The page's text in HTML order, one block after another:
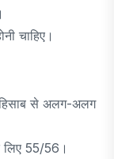
चाहिए।
हिसाब से अलग-अलग
लिए 55/56।